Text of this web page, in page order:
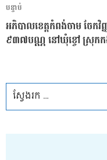
អត្ថបទ
បន្ទាប់
បន្ទាប់
អភិបាលខេត្តកំពង់ចាម ចែកវិ
៩៣៧បណ្ណ នៅឃុំខ្ចៅ ស្រុក